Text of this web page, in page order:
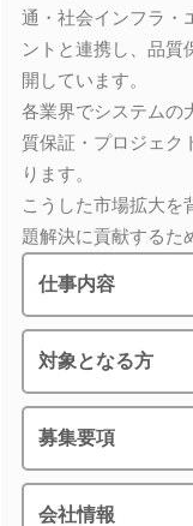
通・社会インフラ・
ントと連携し、品質
開しています。
各業界でシステムの
質保証・プロジェク
ります。
こうした市場拡大を
題解決に貢献するた
仕事内容
対象となる方
募集要項
会社情報